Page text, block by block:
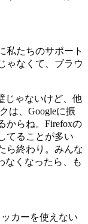
私たちのサポート
ゃなくて、ブラウ
じゃないけど、他
は、Googleに振
からね。Firefoxの
てることが多い
ら終わり。みんな
なくなったら、も
カーを使えない